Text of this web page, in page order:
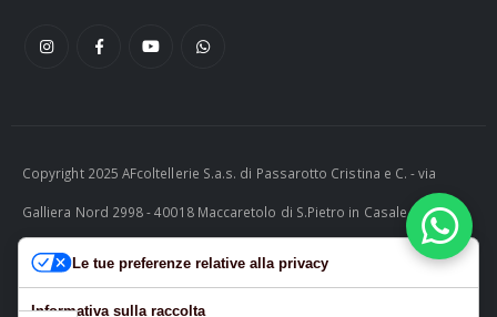
Copyright 2025 AFcoltellerie S.a.s. di Passarotto Cristina e C. - via
Galliera Nord 2998 - 40018 Maccaretolo di S.Pietro in Casale (BO) -
ITALY P.I. 04230081202 | tel. +39 051 811732 | e-mail:
info@afcoltellerie.com -- Powered by Cosmobile Srl
Le tue preferenze relative alla privacy
Informativa sulla raccolta